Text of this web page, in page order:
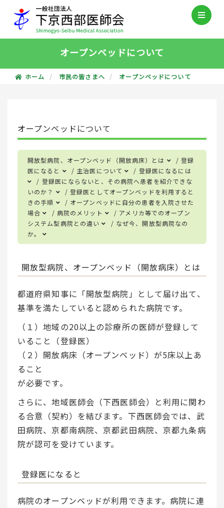
オープンベッドについて
ホーム 市民の皆さまへ オープンベッドについて
オープンベッドについて
開放型病院、オープンベッド（開放病床）とは /登録
医になると
/ 主治医について / 登録医になるには
/ 登録医にならないと、その病院へ患者を紹介できな
いのか？
/登録医としてオープンベッドを利用すると
きの手順
/ オープンベッドに自分の患者を入院させた
場合
/ 病院のメリット / アメリカ等でのオープン
システム型病院との違い
/ なぜ今、開放型病院なの
か。
開放型病院、オープンベッド（開放病床）とは
都道府県知事に「開放型病院」として届け出て、
基準を満たしていると認められた病院です。
（１）地域の20以上の診療所の医師が登録して
いること（登録医）
（２）開放病床（オープンベッド）が5床以上あ
ること
が必要です。
さらに、地域医師会（下西医師会）と利用に関わ
る合意（契約）を結びます。下西医師会では、武
田病院、京都南病院、京都武田病院、京都九条病
院が認可を受けています。
登録医になると
病院のオープンベッドが利用できます。病院に連